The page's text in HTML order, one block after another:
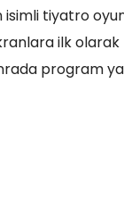
isimli tiyatro
ilk
program